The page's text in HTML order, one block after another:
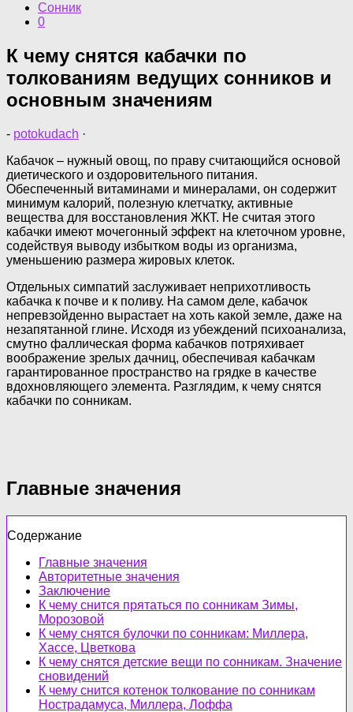
Сонник
0
К чему снятся кабачки по
толкованиям ведущих сонников и
основным значениям
- potokudach ·
Кабачок – нужный овощ, по праву считающийся основой
диетического и оздоровительного питания.
Обеспеченный витаминами и минералами, он содержит
минимум калорий, полезную клетчатку, активные
вещества для восстановления ЖКТ. Не считая этого
кабачки имеют мочегонный эффект на клеточном уровне,
содействуя выводу избытком воды из организма,
уменьшению размера жировых клеток.
Отдельных симпатий заслуживает неприхотливость
кабачка к почве и к поливу. На самом деле, кабачок
непревзойденно вырастает на хоть какой земле, даже на
незапятанной глине. Исходя из убеждений психоанализа,
смутно фаллическая форма кабачков потряхивает
воображение зрелых дачниц, обеспечивая кабачкам
гарантированное пространство на грядке в качестве
вдохновляющего элемента. Разглядим, к чему снятся
кабачки по сонникам.
Главные значения
Содержание
Главные значения
Авторитетные значения
Заключение
К чему снится прятаться по сонникам Зимы,
Морозовой
К чему снятся булочки по сонникам: Миллера,
Хассе, Цветкова
К чему снятся детские вещи по сонникам. Значение
сновидений
К чему снится котенок толкование по сонникам
Нострадамуса, Миллера, Лоффа